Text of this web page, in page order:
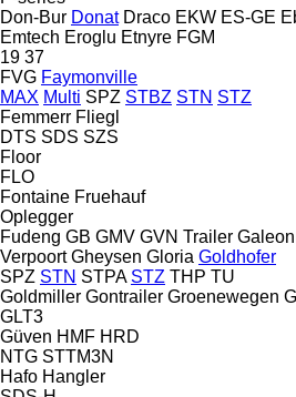
Don-Bur Donat Draco EKW ES-GE
Emtech Eroglu Etnyre FGM
19 37
FVG Faymonville
MAX Multi SPZ STBZ STN STZ
Femmerr Fliegl
DTS SDS SZS
Floor
FLO
Fontaine Fruehauf
Oplegger
Fudeng GB GMV GVN Trailer Galeon
Verpoort Gheysen Gloria Goldhofer
SPZ STN STPA STZ THP TU
Goldmiller Gontrailer Groenewegen
GLT3
Güven HMF HRD
NTG STTM3N
Hafo Hangler